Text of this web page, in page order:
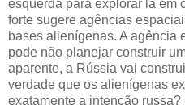
esquerda para explorar lá em
forte sugere agências
bases alienígenas. A agência
pode não planejar construir
aparente, a Rússia vai
verdade que os alienígenas
exatamente a intenção